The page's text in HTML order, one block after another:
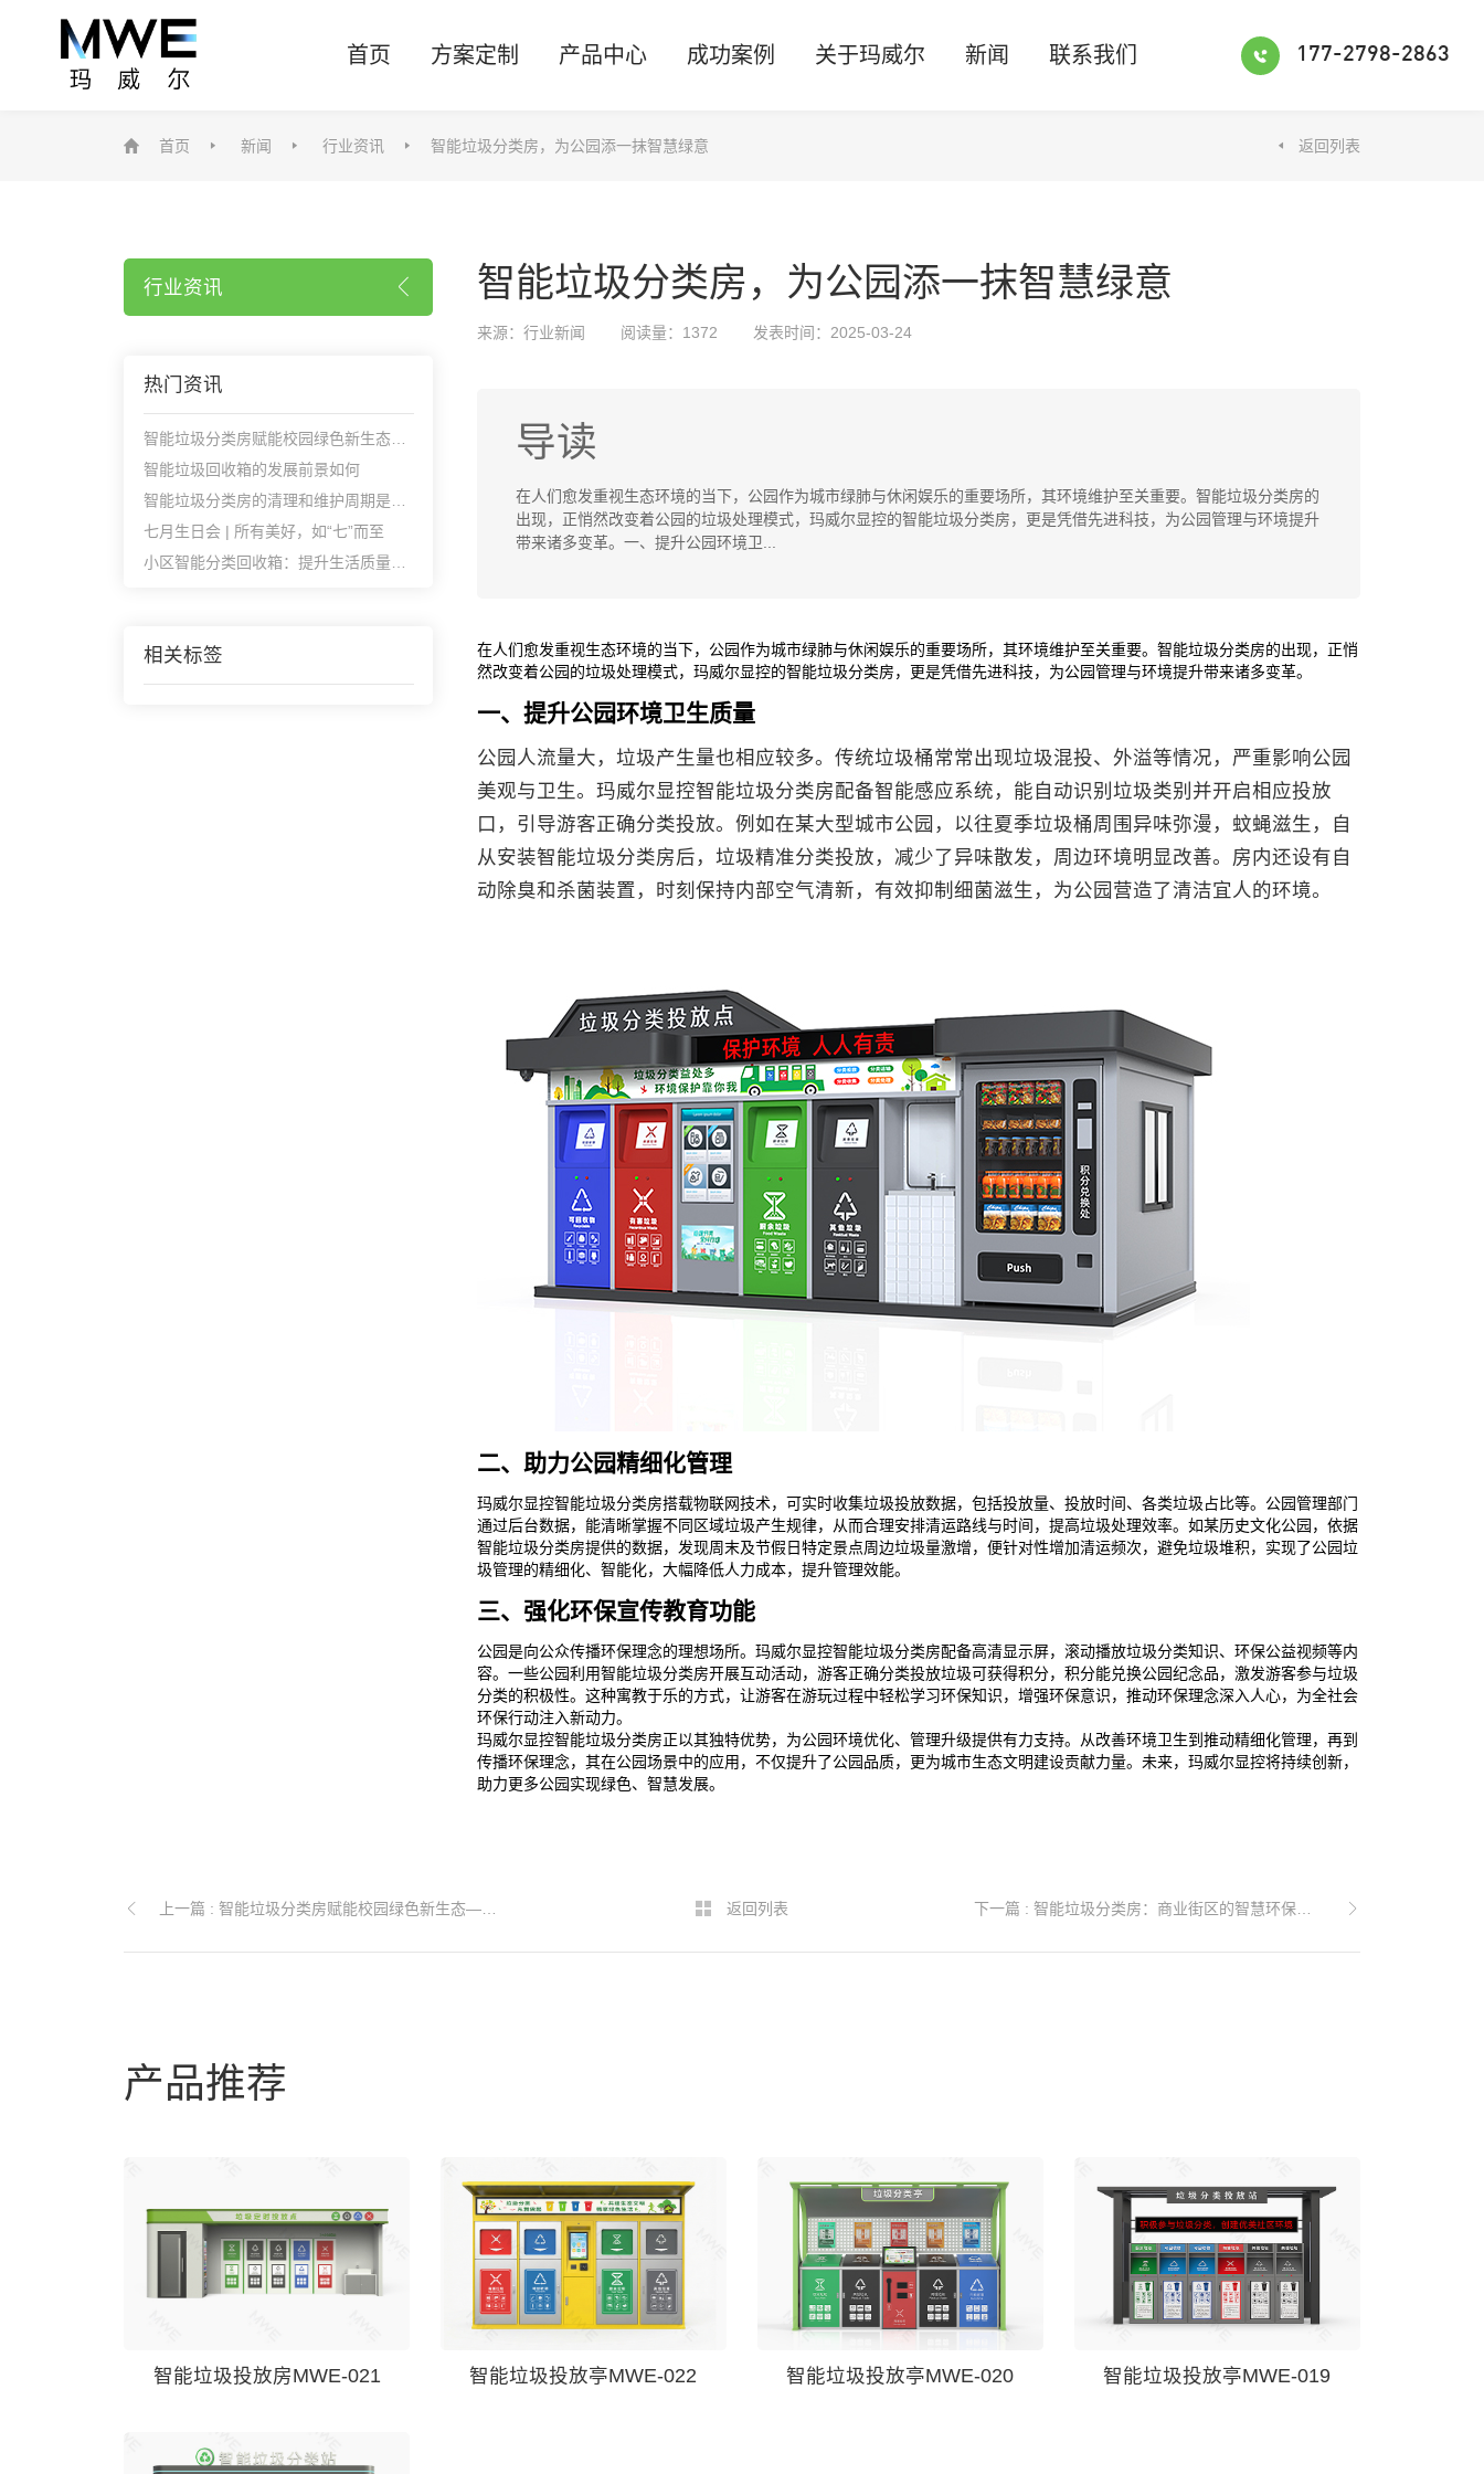
首页 方案定制 产品中心 成功案例 关于玛威尔 新闻 联系我们 177-2798-2863
首页 新闻 行业资讯 智能垃圾分类房，为公园添一抹智慧绿意 返回列表
行业资讯
热门资讯
智能垃圾分类房赋能校园绿色新生态——玛威尔显控助力构建智慧化校园环境
智能垃圾回收箱的发展前景如何
智能垃圾分类房的清理和维护周期是多久?
七月生日会 | 所有美好，如“七”而至
小区智能分类回收箱：提升生活质量的环保新趋势
相关标签
智能垃圾分类房，为公园添一抹智慧绿意
来源：行业新闻 阅读量： 1372 发表时间：2025-03-24
导读
在人们愈发重视生态环境的当下，公园作为城市绿肺与休闲娱乐的重要场所，其环境维护至关重要。智能垃圾分类房的
出现，正悄然改变着公园的垃圾处理模式，玛威尔显控的智能垃圾分类房，更是凭借先进科技，为公园管理与环境提升
带来诸多变革。一、提升公园环境卫...
在人们愈发重视生态环境的当下，公园作为城市绿肺与休闲娱乐的重要场所，其环境维护至关重要。智能垃圾分类房的出现，正悄
然改变着公园的垃圾处理模式，玛威尔显控的智能垃圾分类房，更是凭借先进科技，为公园管理与环境提升带来诸多变革。
一、提升公园环境卫生质量
公园人流量大，垃圾产生量也相应较多。传统垃圾桶常常出现垃圾混投、外溢等情况，严重影响公园
美观与卫生。玛威尔显控智能垃圾分类房配备智能感应系统，能自动识别垃圾类别并开启相应投放
口，引导游客正确分类投放。例如在某大型城市公园，以往夏季垃圾桶周围异味弥漫，蚊蝇滋生，自
从安装智能垃圾分类房后，垃圾精准分类投放，减少了异味散发，周边环境明显改善。房内还设有自
动除臭和杀菌装置，时刻保持内部空气清新，有效抑制细菌滋生，为公园营造了清洁宜人的环境。
二、助力公园精细化管理
玛威尔显控智能垃圾分类房搭载物联网技术，可实时收集垃圾投放数据，包括投放量、投放时间、各类垃圾占比等。公园管理部门
通过后台数据，能清晰掌握不同区域垃圾产生规律，从而合理安排清运路线与时间，提高垃圾处理效率。如某历史文化公园，依据
智能垃圾分类房提供的数据，发现周末及节假日特定景点周边垃圾量激增，便针对性增加清运频次，避免垃圾堆积，实现了公园垃
圾管理的精细化、智能化，大幅降低人力成本，提升管理效能。
三、强化环保宣传教育功能
公园是向公众传播环保理念的理想场所。玛威尔显控智能垃圾分类房配备高清显示屏，滚动播放垃圾分类知识、环保公益视频等内
容。一些公园利用智能垃圾分类房开展互动活动，游客正确分类投放垃圾可获得积分，积分能兑换公园纪念品，激发游客参与垃圾
分类的积极性。这种寓教于乐的方式，让游客在游玩过程中轻松学习环保知识，增强环保意识，推动环保理念深入人心，为全社会
环保行动注入新动力。
玛威尔显控智能垃圾分类房正以其独特优势，为公园环境优化、管理升级提供有力支持。从改善环境卫生到推动精细化管理，再到
传播环保理念，其在公园场景中的应用，不仅提升了公园品质，更为城市生态文明建设贡献力量。未来，玛威尔显控将持续创新，
助力更多公园实现绿色、智慧发展。
上一篇 : 智能垃圾分类房赋能校园绿色新生态——玛威尔显控助力构建智慧化校园环境 返回列表 下一篇 : 智能垃圾分类房：商业街区的智慧环保新引擎
产品推荐
智能垃圾投放房MWE-021 智能垃圾投放亭MWE-022 智能垃圾投放亭MWE-020 智能垃圾投放亭MWE-019